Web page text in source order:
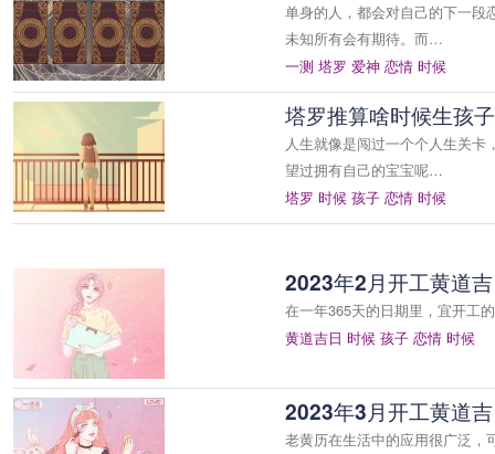
单身的人，都会对自己的下一段
未知所有会有期待。而…
一测 塔罗 爱神 恋情 时候
塔罗推算啥时候生孩
人生就像是闯过一个个人生关
望过拥有自己的宝宝呢…
塔罗 时候 孩子 恋情 时候
2023年2月开工黄道
在一年365天的日期里，宜开工
黄道吉日 时候 孩子 恋情 时候
2023年3月开工黄道
老黄历在生活中的应用很广泛，